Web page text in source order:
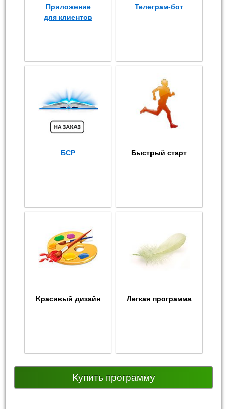
Приложение
для клиентов
Телеграм-бот
БСР Быстрый старт
Красивый дизайн Легкая программа
Купить программу